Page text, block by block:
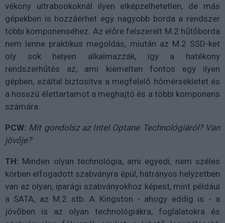
vékony ultrabookoknál ilyen elképzelhetetlen, de más
gépekben is hozzáérhet egy nagyobb borda a rendszer
többi komponenséhez. Az előre felszerelt M.2 hűtőborda
nem lenne praktikus megoldás, miután az M.2 SSD-ket
oly sok helyen alkalmazzák, így a hatékony
rendszerhűtés az, ami kiemelten fontos egy ilyen
gépben, ezáltal biztosítva a megfelelő hőmérsékletet és
a hosszú élettartamot a meghajtó és a többi komponens
számára.
PCW: Mit gondolsz az Intel Optane Technológiáról? Van
jövője?
TH: Minden olyan technológia, ami egyedi, nem széles
körben elfogadott szabványra épül, hátrányos helyzetben
van az olyan, iparági szabványokhoz képest, mint például
a SATA, az M.2 stb. A Kingston - ahogy eddig is - a
jövőben is az olyan technológiákra, foglalatokra és